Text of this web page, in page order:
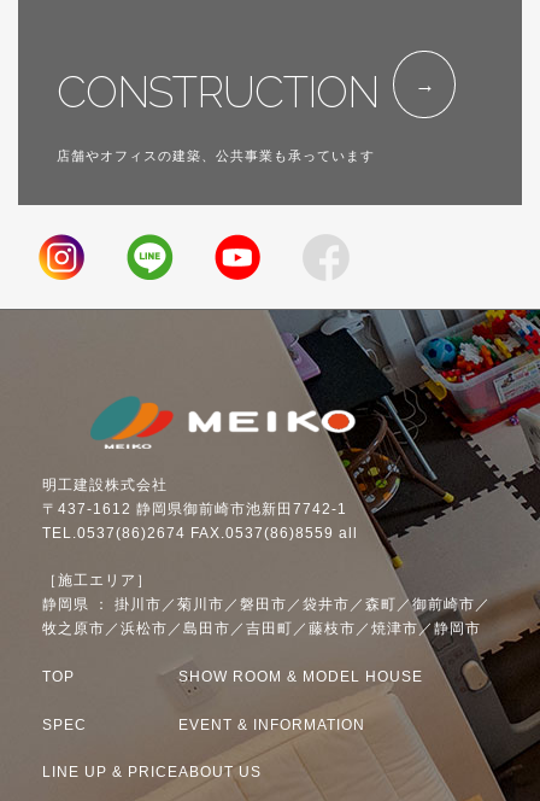
CONSTRUCTION
店舗やオフィスの建築、公共事業も承っています
明工建設株式会社
〒437-1612 静岡県御前崎市池新田7742-1
TEL.0537(86)2674 FAX.0537(86)8559 all
［施工エリア］
静岡県 ： 掛川市／菊川市／磐田市／袋井市／森町／御前崎市／
牧之原市／浜松市／島田市／吉田町／藤枝市／焼津市／静岡市
TOP
SPEC
LINE UP & PRICE
SHOW ROOM & MODEL HOUSE
EVENT & INFORMATION
ABOUT US